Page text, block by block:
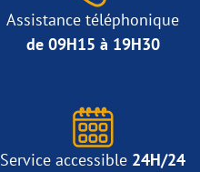
Assistance téléphonique
de 09H15 à 19H30
Service accessible 24H/24